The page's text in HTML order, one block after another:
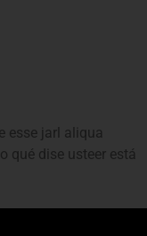
esse jarl aliqua
qué dise usteer está